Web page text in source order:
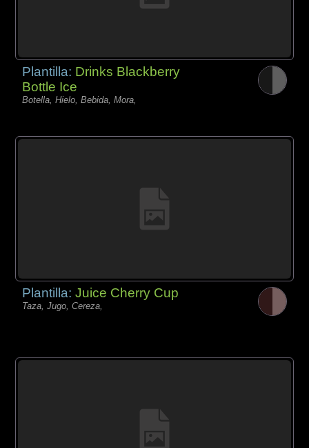
Plantilla: Drinks Blackberry
Bottle Ice
Botella, Hielo, Bebida, Mora,
Plantilla:Juice Cherry Cup
Taza, Jugo, Cereza,